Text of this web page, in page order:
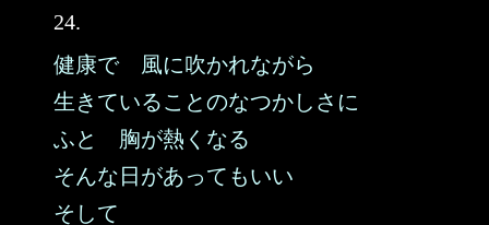
24.
健康で 風に吹かれながら
生きていることのなつかしさに
ふと 胸が熱くなる
そんな日があってもいい
そして